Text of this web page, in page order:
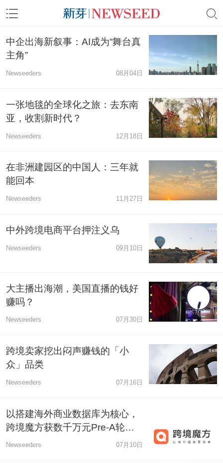
中企出海新叙事：AI成为“舞台真
主角”
Newseeders 08月04日
一张地毯的全球化之旅：去东南
亚，收割新时代？
Newseeders 12月18日
在非洲建园区的中国人：三年就
能回本
Newseeders 11月27日
中外跨境电商平台押注义乌
Newseeders 09月10日
大主播出海潮，美国直播的钱好
赚吗？
Newseeders 07月30日
跨境卖家挖出闷声赚钱的「小
众」品类
Newseeders 07月16日
以搭建海外商业数据库为核心，
跨境魔方获数千万元Pre-A轮融
资
Newseeders 07月10日